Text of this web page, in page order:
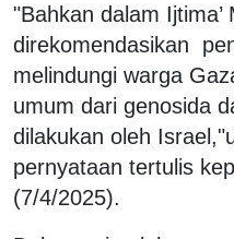
"Bahkan dalam Ijtima’
direkomendasikan
melindungi warga
umum dari genosida
dilakukan oleh
pernyataan tertulis
(7/4/2025).